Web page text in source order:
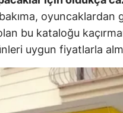
oyuncaklardan
bu kataloğu
uygun fiyatlarla